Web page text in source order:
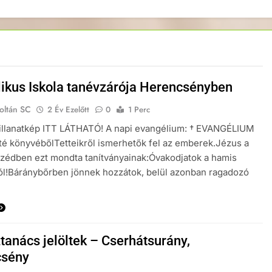
Iskola tanévzárója Herencsényben
SC 2 Év Ezelőtt 0
1 Perc
ITT LÁTHATÓ! A napi evangélium: † EVANGÉLIUM
könyvébőlTetteikről ismerhetők fel az emberek.Jézus a
ezt mondta tanítványainak:Óvakodjatok a hamis
jönnek hozzátok, belül azonban ragadozó
jelöltek – Cserhátsurány,